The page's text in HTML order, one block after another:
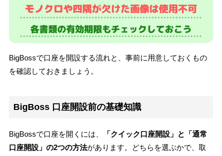
BigBossで口座を開設する流れと、事前に用意しておくもの
を確認しておきましょう。
BigBoss 口座開設前の基礎知識
BigBossで口座を開くには、
「クイック口座開設」と「通常
口座開設」の2つの方法があります。どちらを選ぶかで、取